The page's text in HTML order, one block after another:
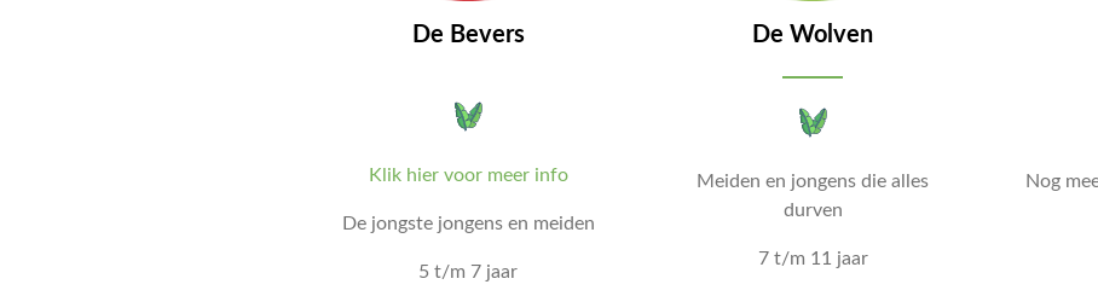
De Bevers
Klik hier voor meer info
De jongste jongens en meiden
5 t/m 7 jaar
De Wolven
Meiden en jongens die alles
durven
7 t/m 11 jaar
Nog